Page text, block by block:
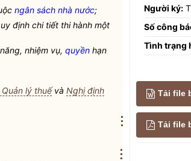
ngân sách nhà nước;
định chi tiết thi hành một
nhiệm vụ, quyền hạn
lý thuếvà Nghị định
Người ký:
Số công
Tình trạng
Tải file
Tải file
⋮
⋮